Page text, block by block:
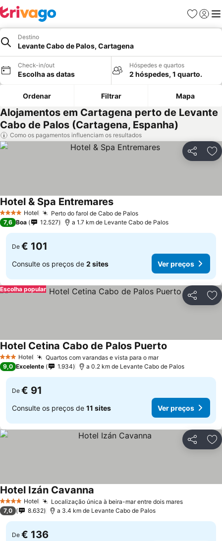
Favoritos
Iniciar
Destino
Levante Cabo de Palos, Cartagena
Check-in/out
Escolha as datas
Hóspedes e quartos
2 hóspedes, 1 quarto.
Ordenar Filtrar Mapa
Alojamentos em Cartagena perto de Levante
Cabo de Palos (Cartagena, Espanha)
Como os pagamentos influenciam os resultados
Partilhar
4 EstrelasHotel Perto do farol de Cabo de PalosVer preços
Hotel & Spa EntremaresVer preços
7,6 Boa 12.527 a 1.7 km de Levante Cabo de Palos
De € 101
Consulte os preços de 2 sites Ver preços
Partilhar
Escolha popular
3 EstrelasHotel Quartos com varandas e vista para o marVer preços
Hotel Cetina Cabo de Palos Puerto
9,0 Excelente 1.934 a 0.2 km de Levante Cabo de Palos
De € 91
Consulte os preços de 11 sites Ver preços
Partilhar
4 EstrelasHotel Localização única à beira-mar entre dois maresVer
Hotel Izán Cavanna
7,0 8.632 a 3.4 km de Levante Cabo de Palos
De € 136